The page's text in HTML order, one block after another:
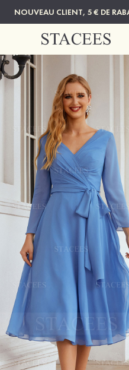
NOUVEAU CLIENT, 5 € DE